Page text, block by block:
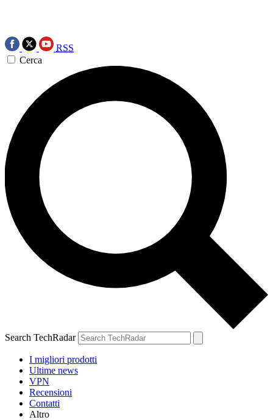
RSS
Cerca
Search TechRadar
I migliori prodotti
Ultime news
VPN
Recensioni
Contatti
Altro